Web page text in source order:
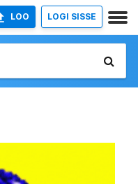
LOO LOGI SISSE